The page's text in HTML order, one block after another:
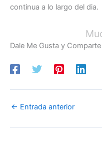
continua a lo largo del dia.
Dale Me Gusta y
← Entrada anterior